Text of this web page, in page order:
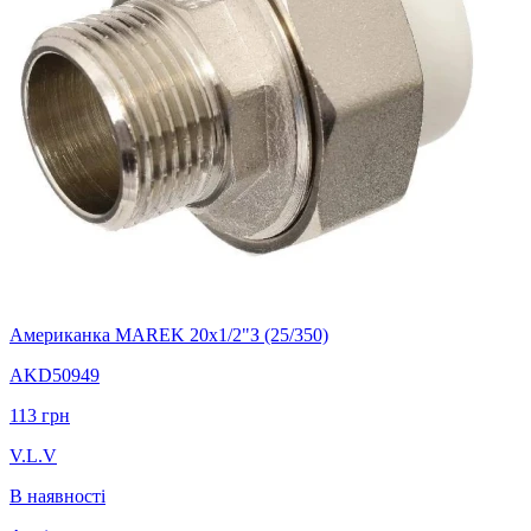
Американка MAREK 20х1/2"З (25/350)
AKD50949
113 грн
V.L.V
В наявності